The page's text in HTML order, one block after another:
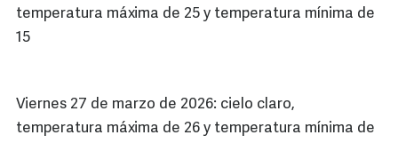
temperatura máxima de 25 y temperatura mínima de
15
Viernes 27 de marzo de 2026: cielo claro,
temperatura máxima de 26 y temperatura mínima de